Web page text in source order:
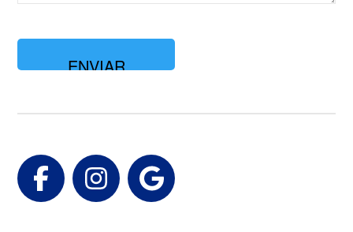
Facebook
Instagram
Google